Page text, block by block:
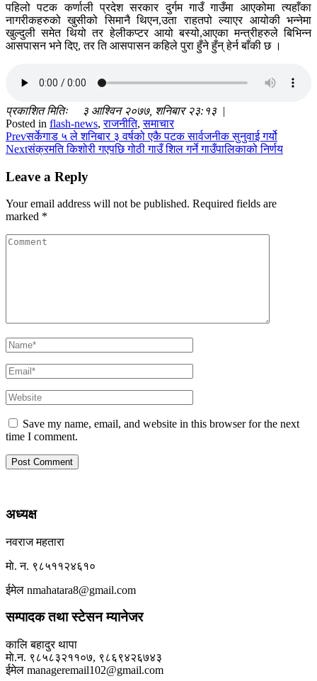
पहिलो पटक कर्णाली प्रदेश सरकार दुर्गम गाउँ गाउँमा आएकोमा त्यहाँका
नागरीकहरुको खुसीको सिमानै थिएन,उता राहतपो ल्याएर आयोकी भन्नेमा
खुल्दुली समेत थियो तर हेलीकप्टर आयो बस्यो,आएका मन्त्रीहरुले बिभिन्न
आसपासन भने दिए, तर ति आसपासन कहिले पुरा हुँने हुँन् हेर्न बाँकी छ ।
प्रकाशित मितिः ३ आश्विन २०७७, शनिबार २३:१३ |
Posted in flash-news,राजनीति,समाचार
Prevसर्केगाड ५ ले शनिबार ३ वर्षको एकै पटक सार्वजनीक सुनुवाई गर्यो
Nextसंक्रमति किशोरी गएपछि गोठी गाउँ शिल गर्ने गाउँपालिकाको निर्णय
Leave a Reply
Your email address will not be published. Required fields are
marked *
Save my name, email, and website in this browser for the next
time I comment.
अध्यक्ष
नवराज महतारा
माे. न. ९८५११२४६१०
ईमेल nmahatara8@gmail.com
सम्पादक तथा स्टेसन म्यानेजर
कालि बहादुर थापा
माे.न. ९८५८३२११०७, ९८६९४२६७४३
ईमेल manageremail102@gmail.com